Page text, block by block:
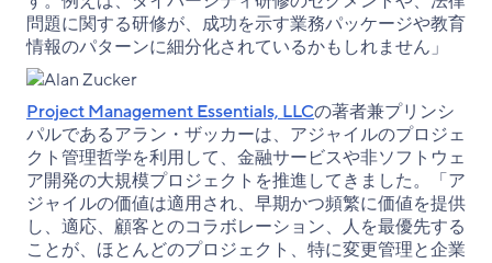
問題に関する研修が、成功を示す業務パッケージや教育
情報のパターンに細分化されているかもしれません」
Project Management Essentials, LLCの著者兼プリンシ
パルであるアラン・ザッカーは、アジャイルのプロジェ
クト管理哲学を利用して、金融サービスや非ソフトウェ
ア開発の大規模プロジェクトを推進してきました。「ア
ジャイルの価値は適用され、早期かつ頻繁に価値を提供
し、適応、顧客とのコラボレーション、人を最優先する
ことが、ほとんどのプロジェクト、特に変更管理と企業